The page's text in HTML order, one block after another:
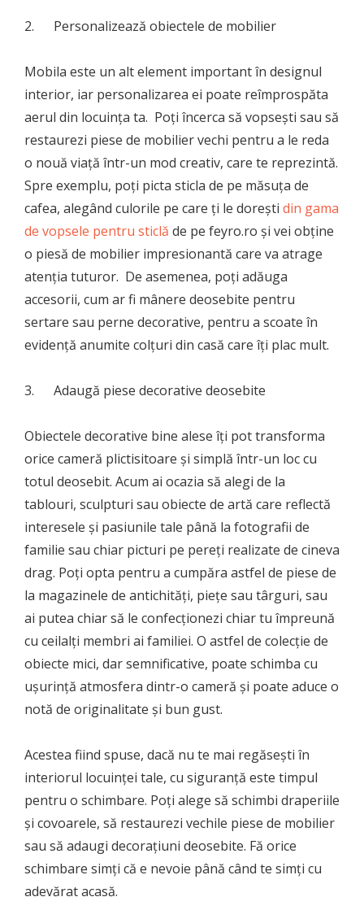
2. Personalizează obiectele de mobilier
Mobila este un alt element important în designul
interior, iar personalizarea ei poate reîmprospăta
aerul din locuința ta. Poți încerca să vopsești sau să
restaurezi piese de mobilier vechi pentru a le reda
o nouă viață într-un mod creativ, care te reprezintă.
Spre exemplu, poți picta sticla de pe măsuța de
cafea, alegând culorile pe care ți le dorești din gama
de vopsele pentru sticlă de pe feyro.ro și vei obține
o piesă de mobilier impresionantă care va atrage
atenția tuturor. De asemenea, poți adăuga
accesorii, cum ar fi mânere deosebite pentru
sertare sau perne decorative, pentru a scoate în
evidență anumite colțuri din casă care îți plac mult.
3. Adaugă piese decorative deosebite
Obiectele decorative bine alese îți pot transforma
orice cameră plictisitoare și simplă într-un loc cu
totul deosebit. Acum ai ocazia să alegi de la
tablouri, sculpturi sau obiecte de artă care reflectă
interesele și pasiunile tale până la fotografii de
familie sau chiar picturi pe pereți realizate de cineva
drag. Poți opta pentru a cumpăra astfel de piese de
la magazinele de antichități, piețe sau târguri, sau
ai putea chiar să le confecționezi chiar tu împreună
cu ceilalți membri ai familiei. O astfel de colecție de
obiecte mici, dar semnificative, poate schimba cu
ușurință atmosfera dintr-o cameră și poate aduce o
notă de originalitate și bun gust.
Acestea fiind spuse, dacă nu te mai regăsești în
interiorul locuinței tale, cu siguranță este timpul
pentru o schimbare. Poți alege să schimbi draperiile
și covoarele, să restaurezi vechile piese de mobilier
sau să adaugi decorațiuni deosebite. Fă orice
schimbare simți că e nevoie până când te simți cu
adevărat acasă.